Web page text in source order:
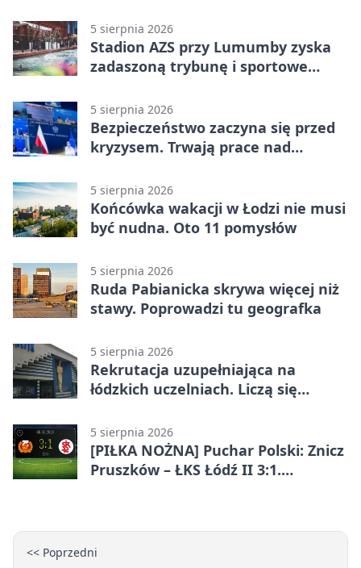
5 sierpnia 2026
Stadion AZS przy Lumumby zyska
zadaszoną trybunę i sportowe
5 sierpnia 2026
Bezpieczeństwo zaczyna się przed
kryzysem. Trwają prace nad
5 sierpnia 2026
Końcówka wakacji w Łodzi nie musi
być nudna. Oto 11 pomysłów
5 sierpnia 2026
Ruda Pabianicka skrywa więcej niż
stawy. Poprowadzi tu geografka
5 sierpnia 2026
Rekrutacja uzupełniająca na
łódzkich uczelniach. Liczą się
5 sierpnia 2026
[PIŁKA NOŻNA] Puchar Polski: Znicz
Pruszków – ŁKS Łódź II 3:1.
<< Poprzedni